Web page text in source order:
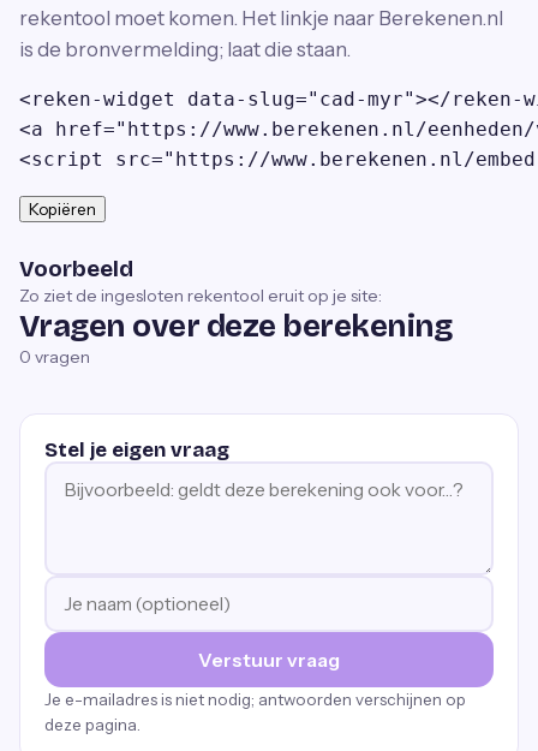
rekentool moet komen. Het linkje naar Berekenen.nl
is de bronvermelding; laat die staan.
<reken-widget data-slug="cad-myr"></reken-
<a href="https://www.berekenen.nl/
<script src="https://www.berekenen.nl/
Kopiëren
Voorbeeld
Zo ziet de ingesloten rekentool eruit op je site:
Vragen over deze berekening
0 vragen
Stel je eigen vraag
Verstuur vraag
Je e-mailadres is niet nodig; antwoorden verschijnen op
deze pagina.